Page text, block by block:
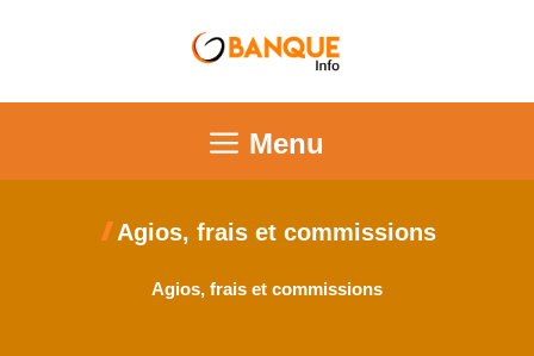
Menu
Agios, frais et commissions
Agios, frais et commissions